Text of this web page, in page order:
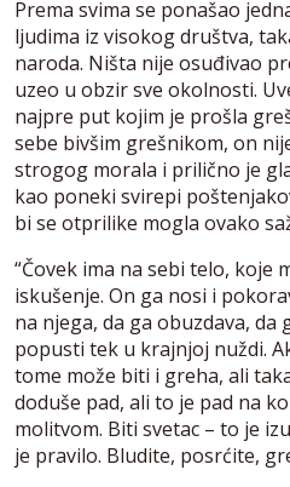
Prema svima se ponašao
ljudima iz visokog društva,
naroda. Ništa nije osuđivao
uzeo u obzir sve okolnosti.
najpre put kojim je prošla
sebe bivšim grešnikom, on
strogog morala i prilično je
kao poneki svirepi
bi se otprilike mogla ovako
“Čovek ima na sebi telo, koje
iskušenje. On ga nosi i
na njega, da ga obuzdava, da
popusti tek u krajnjoj nuždi.
tome može biti i greha, ali
doduše pad, ali to je pad na
molitvom. Biti svetac – to je
je pravilo. Bludite, posrćite,